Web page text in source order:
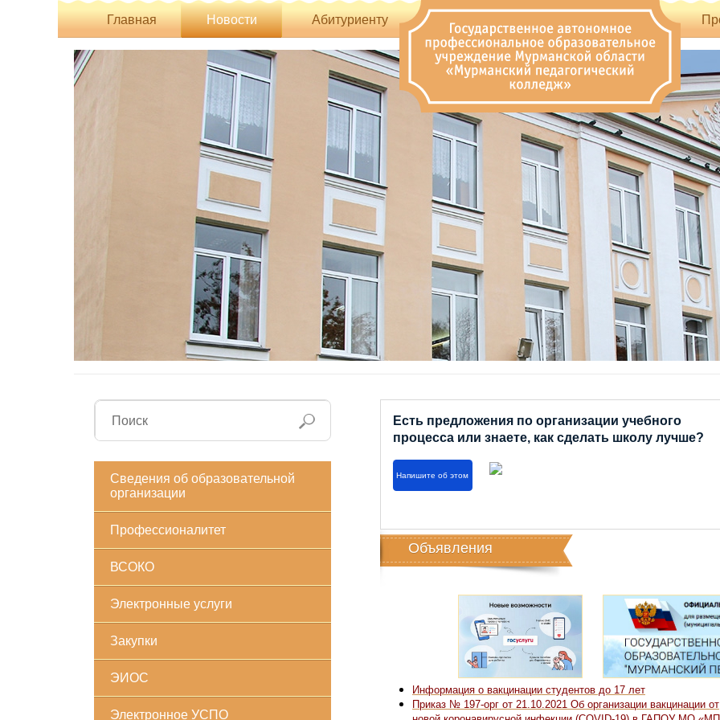
Главная Новости Абитуриенту
Сведения об образовательной
организации
Профессионалитет
ВСОКО
Электронные услуги
Закупки
ЭИОС
Электронное УСПО
Есть предложения по организации учебного
процесса или знаете, как сделать школу лучше?
Напишите об этом
Объявления
Информация о вакцинации студентов до 17 лет
Приказ № 197-орг от 21.10.2021 Об организации вакцинации от